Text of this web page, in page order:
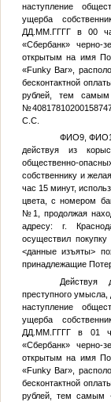
наступление
ущерба
ДД.ММ.ГГГГв 00
«Сбербанк» черно-
открытым на имя
«Funky Bar»,
бесконтактной
рублей, тем
С.С.
ФИО9,ФИО1
действуя из
общественно-
собственнику и
час 15 минут,
цвета, с номером
№1
, продолжая
адресу: г.
осуществил
<данные изъяты>
принадлежащие
Действуя
преступного умысла,
наступление
ущерба
ДД.ММ.ГГГГв 01
«Сбербанк» черно-
открытым на имя
«Funky Bar»,
бесконтактной
рублей, тем самым